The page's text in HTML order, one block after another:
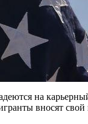
на
вносят